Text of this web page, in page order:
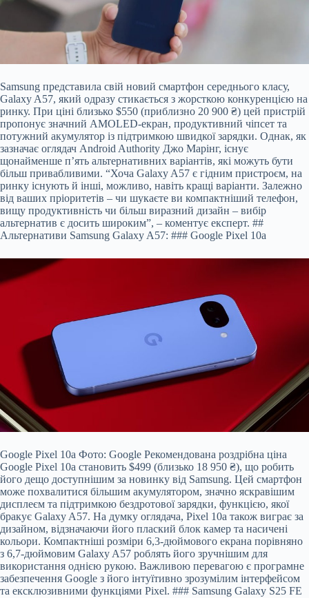
Samsung представила свій новий смартфон середнього класу,
Galaxy A57, який одразу стикається з жорсткою конкуренцією на
ринку. При ціні близько $550 (приблизно 20 900 ₴) цей пристрій
пропонує значний AMOLED-екран, продуктивний чіпсет та
потужний акумулятор із підтримкою швидкої зарядки. Однак, як
зазначає оглядач Android Authority Джо Марінг, існує
щонайменше п’ять альтернативних варіантів, які можуть бути
більш привабливими. “Хоча Galaxy A57 є гідним пристроєм, на
ринку існують й інші, можливо, навіть кращі варіанти. Залежно
від ваших пріоритетів – чи шукаєте ви компактніший телефон,
вищу продуктивність чи більш виразний дизайн – вибір
альтернатив є досить широким”, – коментує експерт. ##
Альтернативи Samsung Galaxy A57: ### Google Pixel 10a
Google Pixel 10a Фото: Google Рекомендована роздрібна ціна
Google Pixel 10a становить $499 (близько 18 950 ₴), що робить
його дещо доступнішим за новинку від Samsung. Цей смартфон
може похвалитися більшим акумулятором, значно яскравішим
дисплеєм та підтримкою бездротової зарядки, функцією, якої
бракує Galaxy A57. На думку оглядача, Pixel 10a також виграє за
дизайном, відзначаючи його плаский блок камер та насичені
кольори. Компактніші розміри 6,3-дюймового екрана порівняно
з 6,7-дюймовим Galaxy A57 роблять його зручнішим для
використання однією рукою. Важливою перевагою є програмне
забезпечення Google з його інтуїтивно зрозумілим інтерфейсом
та ексклюзивними функціями Pixel. ### Samsung Galaxy S25 FE